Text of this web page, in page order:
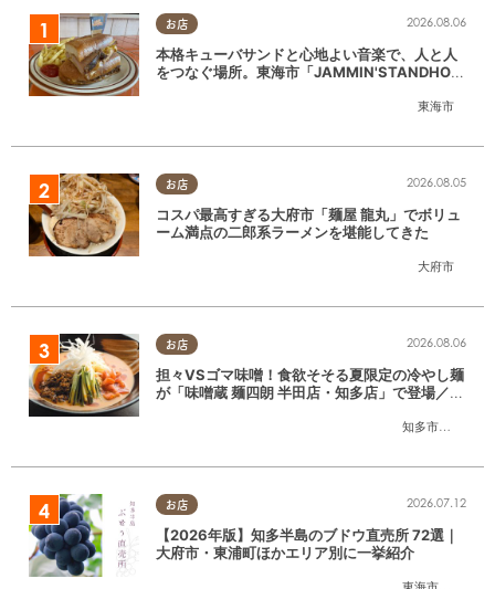
お店
東海市
2026.08.06
本格キューバサンドと心地よい音楽で、人と人
をつなぐ場所。東海市「JAMMIN'STANDHOU
お店
大府市
2026.08.05
コスパ最高すぎる大府市「麺屋 龍丸」でボリュ
ーム満点の二郎系ラーメンを堪能してきた
お店
知多市半田市
2026.08.06
担々VSゴマ味噌！食欲そそる夏限定の冷やし麺
が「味噌蔵 麺四朗 半田店・知多店」で登場／ち
お店 2026.07.12
【2026年版】知多半島のブドウ直売所 72選｜
大府市・東浦町ほかエリア別に一挙紹介